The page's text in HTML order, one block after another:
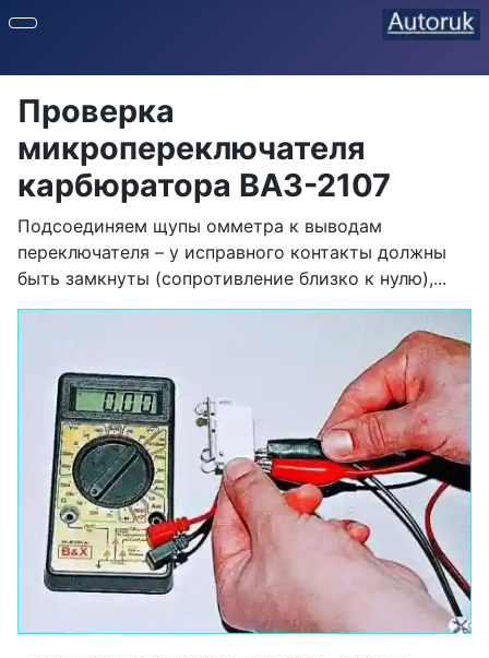
Проверка
микропереключателя
карбюратора ВАЗ-2107
Подсоединяем щупы омметра к выводам
переключателя – у исправного контакты должны
быть замкнуты (сопротивление близко к нулю),...